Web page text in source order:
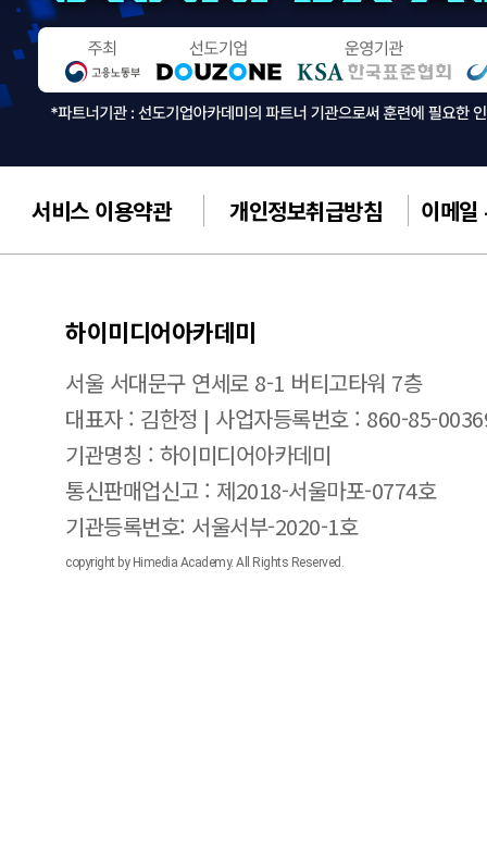
서비스 이용약관 개인정보취급방침 이메일
하이미디어아카데미
서울 서대문구 연세로 8-1 버티고타워 7층
대표자 : 김한정 | 사업자등록번호 : 860-85-
기관명칭 : 하이미디어아카데미
통신판매업신고 : 제2018-서울마포-0774호
기관등록번호: 서울서부-2020-1호
copyright by Himedia Academy. All Rights Reserved.